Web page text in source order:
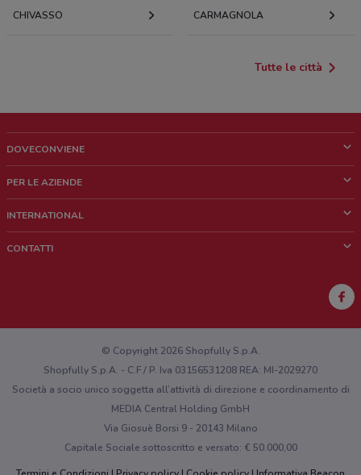
CHIVASSO CARMAGNOLA
Tutte le città
DOVECONVIENE
Chi siamo
Lavora con noi
PER LE AZIENDE
Richieste commerciali e marketing
INTERNATIONAL
CONTATTI
Hai un malfunzionamento sul web o sull'app?
© Copyright 2026 Shopfully S.p.A.
Shopfully S.p.A. - C.F / P. Iva 03156531208 REA: MI-2029270
Società a socio unico soggetta all’attività di direzione e coordinamento di
MEDIA Central Holding GmbH
Via Giosuè Borsi 9 - 20143 Milano
Capitale Sociale sottoscritto e versato: € 50.000,00